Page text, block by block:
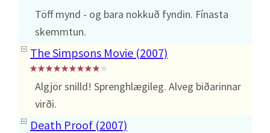
Töff mynd - og bara nokkuð fyndin. Fínasta
skemmtun.
The Simpsons Movie (2007)
Algjör snilld! Sprenghlægileg. Alveg biðarinnar
virði.
Death Proof (2007)